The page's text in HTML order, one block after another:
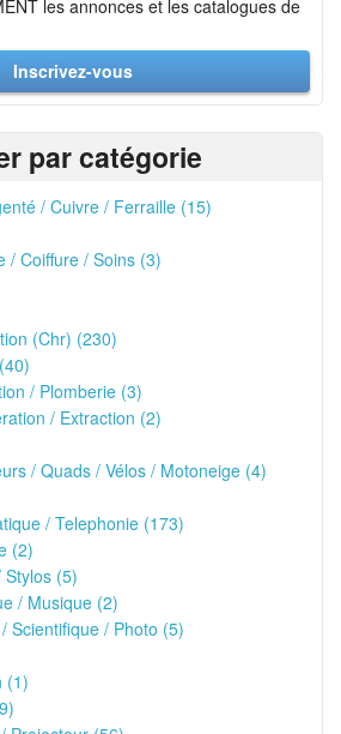
les annonces et les catalogues de
Inscrivez-vous
par catégorie
/ Cuivre / Ferraille (15)
/ Coiffure / Soins (3)
(Chr) (230)
/ Plomberie (3)
/ Extraction (2)
/ Quads / Vélos / Motoneige (4)
/ Telephonie (173)
(2)
(5)
/ Musique (2)
Scientifique / Photo (5)
(1)